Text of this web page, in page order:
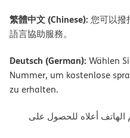
繁體中文 (Chinese): 您可以撥
語言協助服務。
Deutsch (German): Wählen
Nummer, um kostenlose
zu erhalten.
اﻟﮭﺎﺗﻒ أﻋﻼه ﻟﻠﺤﺼﻮل ﻋﻠﻰ